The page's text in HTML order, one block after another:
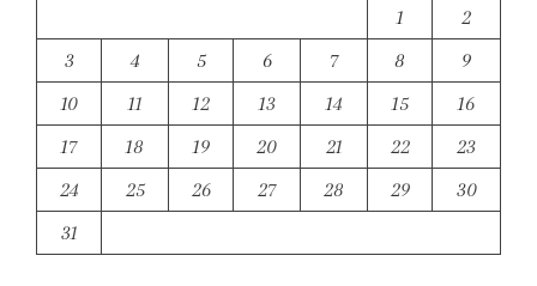
1
2
3
4 5 6 7 8
9
10
11 12 13 14 15
16
17
18 19 20 21 22
23
24
25 26 27 28 29
30
31